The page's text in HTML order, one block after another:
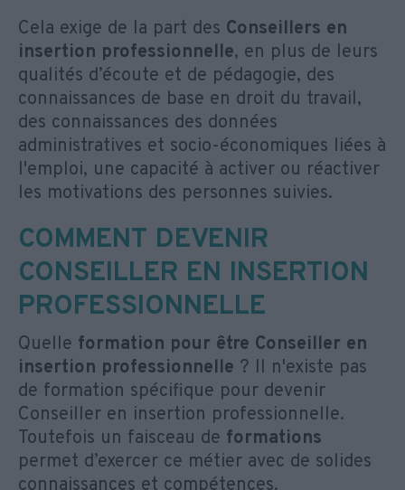
Cela exige de la part des Conseillers en
insertion professionnelle, en plus de leurs
qualités d’écoute et de pédagogie, des
connaissances de base en droit du travail,
des connaissances des données
administratives et socio-économiques liées à
l'emploi, une capacité à activer ou réactiver
les motivations des personnes suivies.
COMMENT DEVENIR
CONSEILLER EN INSERTION
PROFESSIONNELLE
Quelle formation pour être Conseiller en
insertion professionnelle ? Il n'existe pas
de formation spécifique pour devenir
Conseiller en insertion professionnelle.
Toutefois un faisceau de formations
permet d’exercer ce métier avec de solides